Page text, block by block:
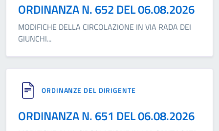
ORDINANZA N. 652 DEL 06.08.2026
MODIFICHE DELLA CIRCOLAZIONE IN VIA RADA DEI
GIUNCHI...
ORDINANZE DEL DIRIGENTE
ORDINANZA N. 651 DEL 06.08.2026